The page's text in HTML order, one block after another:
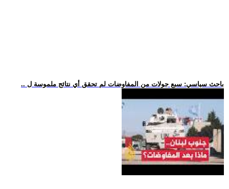
.. باحث سياسي: سبع جولات من المفاوضات لم تحقق أي نتائج ملموسة ل